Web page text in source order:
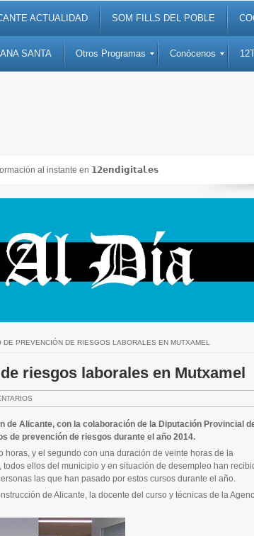
ACTUALIDAD SOM FILLS DEL POBLE
SANTA Otros Programas Conócenos
al instante en 𝟭𝟮𝗲𝗻𝗱𝗶𝗴𝗶𝘁𝗮𝗹.𝗲𝘀
DE PREVENCIÓN DE RIESGOS LABORALES EN MUTXAMEL
riesgos laborales en Mutxamel
Alicante, con la colaboración de la Diputación Provincial
de prevención de riesgos durante el año 2014.
y el segundo con una duración de veinte horas de la
ellos del municipio y en situación de desempleo han
las que han pasado por estos cursos durante el año.
de Alicante, la docente del curso y técnicas de la